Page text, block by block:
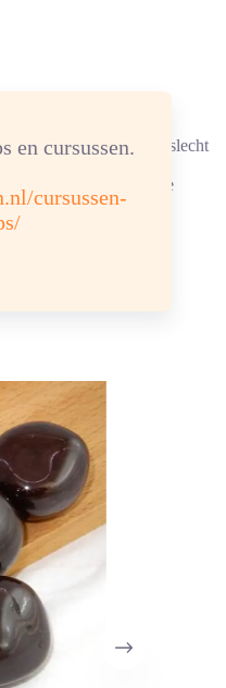
en cursussen.
cursussen-
elastiek kan slecht
of in een groepje